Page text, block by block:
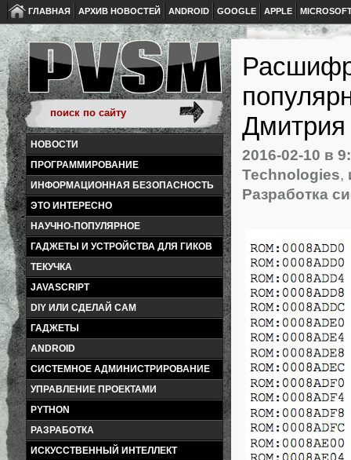
ГЛАВНАЯ АРХИВ НОВОСТЕЙ ANDROID GOOGLE APPLE
НОВОСТИ
ПРОГРАММИРОВАНИЕ
ИНФОРМАЦИОННАЯ БЕЗОПАСНОСТЬ
ЭТО ИНТЕРЕСНО
НАУЧНО-ПОПУЛЯРНОЕ
ГАДЖЕТЫ И УСТРОЙСТВА ДЛЯ ГИКОВ
ТЕКУЧКА
JAVASCRIPT
DIY ИЛИ СДЕЛАЙ САМ
ГАДЖЕТЫ
ANDROID
СИСТЕМНОЕ АДМИНИСТРИРОВАНИЕ
УПРАВЛЕНИЕ ПРОЕКТАМИ
PYTHON
РАЗРАБОТКА
ИСКУССТВЕННЫЙ ИНТЕЛЛЕКТ
2016-02-10 в
Technologies,
Разработка